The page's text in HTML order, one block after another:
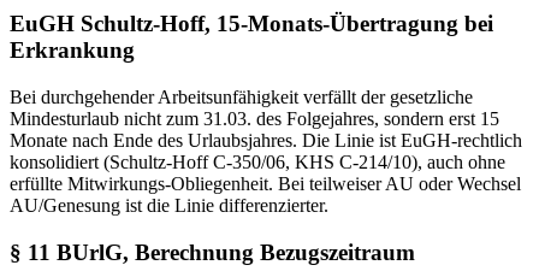
EuGH Schultz-Hoff, 15-Monats-Übertragung bei
Erkrankung
Bei durchgehender Arbeitsunfähigkeit verfällt der gesetzliche
Mindesturlaub nicht zum 31.03. des Folgejahres, sondern erst 15
Monate nach Ende des Urlaubsjahres. Die Linie ist EuGH-rechtlich
konsolidiert (Schultz-Hoff C-350/06, KHS C-214/10), auch ohne
erfüllte Mitwirkungs-Obliegenheit. Bei teilweiser AU oder Wechsel
AU/Genesung ist die Linie differenzierter.
§ 11 BUrlG, Berechnung Bezugszeitraum